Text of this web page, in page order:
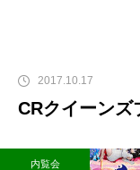
2017.10.17
CRクイーンズ
内覧会